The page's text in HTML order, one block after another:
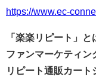
https://www.ec-
「楽楽リピート」と
ファンマーケティ
リピート通販カート